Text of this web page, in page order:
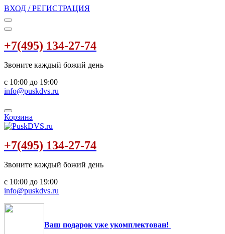
ВХОД / РЕГИСТРАЦИЯ
+7(495) 134-27-74
Звоните каждый божий день
с 10:00 до 19:00
info@puskdvs.ru
Корзина
+7(495) 134-27-74
Звоните каждый божий день
с 10:00 до 19:00
info@puskdvs.ru
Ваш подарок уже укомплектован!